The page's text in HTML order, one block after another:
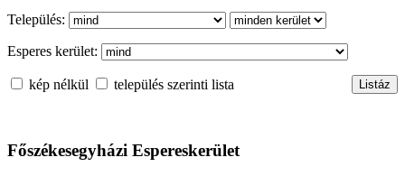
Település:
Esperes kerület:
kép nélkül település szerinti lista
Főszékesegyházi Espereskerület